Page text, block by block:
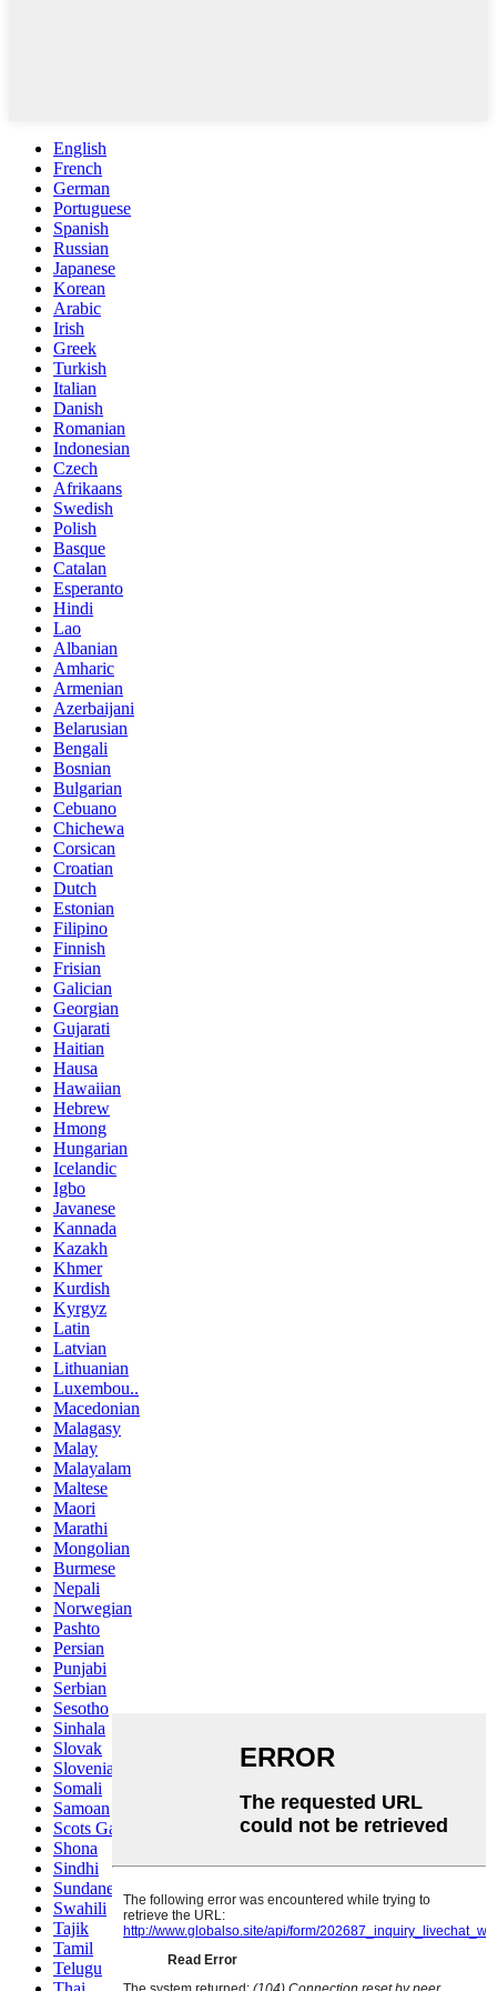
English
French
German
Portuguese
Spanish
Russian
Japanese
Korean
Arabic
Irish
Greek
Turkish
Italian
Danish
Romanian
Indonesian
Czech
Afrikaans
Swedish
Polish
Basque
Catalan
Esperanto
Hindi
Lao
Albanian
Amharic
Armenian
Azerbaijani
Belarusian
Bengali
Bosnian
Bulgarian
Cebuano
Chichewa
Corsican
Croatian
Dutch
Estonian
Filipino
Finnish
Frisian
Galician
Georgian
Gujarati
Haitian
Hausa
Hawaiian
Hebrew
Hmong
Hungarian
Icelandic
Igbo
Javanese
Kannada
Kazakh
Khmer
Kurdish
Kyrgyz
Latin
Latvian
Lithuanian
Luxembou..
Macedonian
Malagasy
Malay
Malayalam
Maltese
Maori
Marathi
Mongolian
Burmese
Nepali
Norwegian
Pashto
Persian
Punjabi
Serbian
Sesotho
Sinhala
Slovak
Slovenian
Somali
Samoan
Scots Gaelic
Shona
Sindhi
Sundanese
Swahili
Tajik
Tamil
Telugu